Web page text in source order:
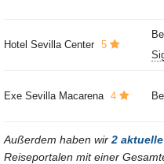
Hotel Sevilla Center 5
Exe Sevilla Macarena 4
Außerdem haben wir 2
Reiseportalen mit einer